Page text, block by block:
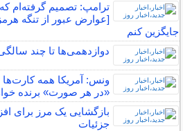
[عوارض عبور از تنگه
جایگزین کنم
دوازدهمی‌ها تا چند
ونس: آمریکا همه کارت‌ها
«در هر صورت» برنده
بازگشایی یک مرز برای
جزئیات